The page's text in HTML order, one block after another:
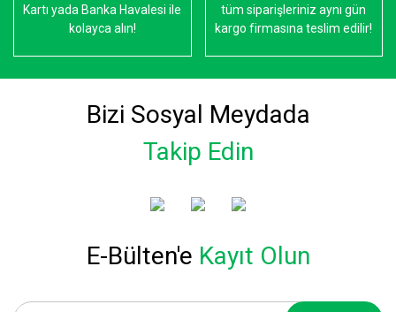
Kartı yada Banka Havalesi ile
kolayca alın!
tüm siparişleriniz aynı gün
kargo firmasına teslim edilir!
Bizi Sosyal Meydada
Takip Edin
E-Bülten'e Kayıt Olun